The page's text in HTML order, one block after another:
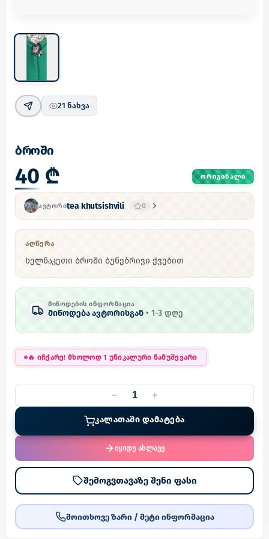
21 ნახვა
ბროში
40 ₾ ᲝᲠᲘᲒᲘᲜᲐᲚᲘ
ᲐᲕᲢᲝᲠᲘtea khutsishvili 0
ᲐᲦᲬᲔᲠᲐ
ხელნაკეთი ბროში ბუნებრივი ქვებით
ᲛᲘᲬᲝᲓᲔᲑᲘᲡ ᲘᲜᲤᲝᲠᲛᲐᲪᲘᲐ
მიწოდება ავტორისგან • 1-3 დღე
🔥 იჩქარე! მხოლოდ 1 უნიკალური ნამუშევარი
− +
ᲙᲐᲚᲐᲗᲐᲨᲘ ᲓᲐᲛᲐᲢᲔᲑᲐ
იყიდე ახლავე
შემოგვთავაზე შენი ფასი
მოითხოვე ზარი / მეტი ინფორმაცია